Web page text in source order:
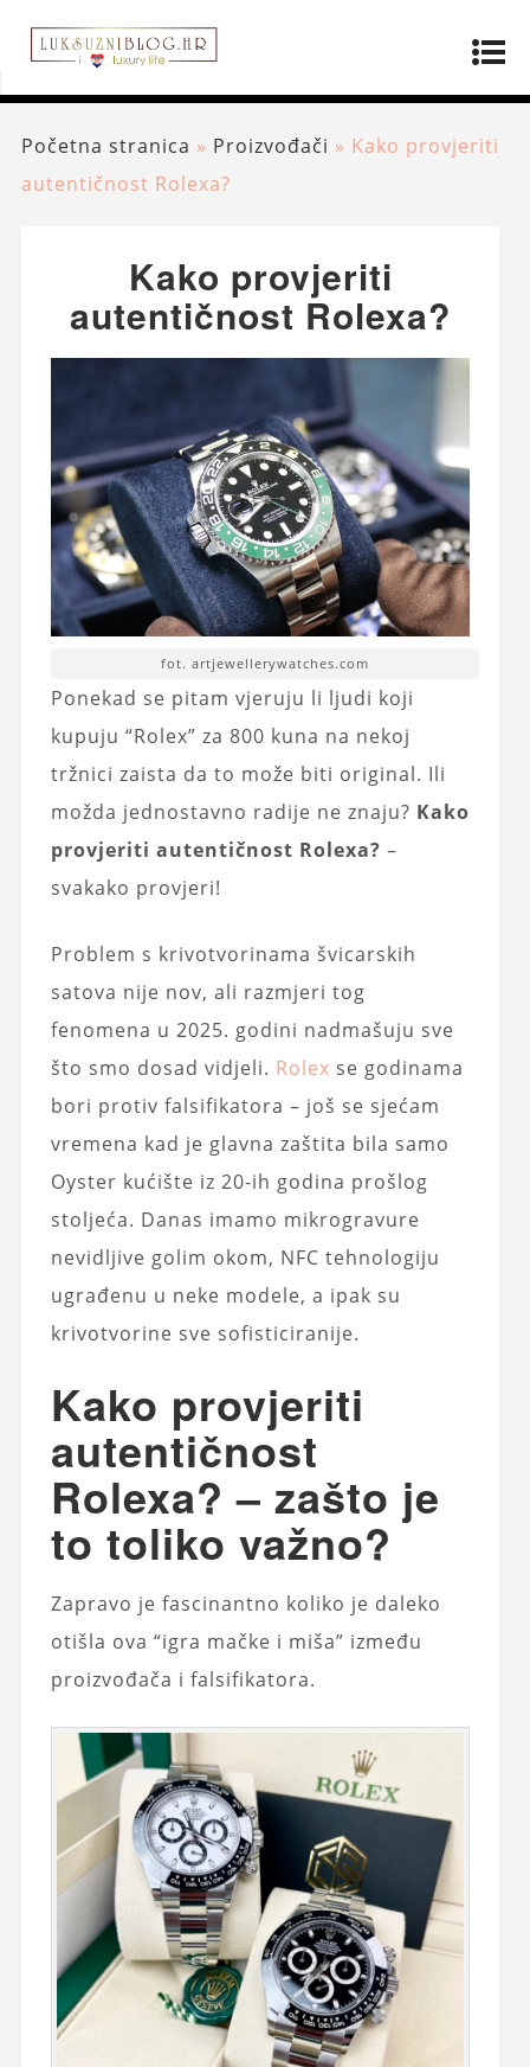
Početna stranica » Proizvođači » Kako provjeriti
autentičnost Rolexa?
Kako provjeriti
autentičnost Rolexa?
fot. artjewellerywatches.com
Ponekad se pitam vjeruju li ljudi koji
kupuju “Rolex” za 800 kuna na nekoj
tržnici zaista da to može biti original. Ili
možda jednostavno radije ne znaju? Kako
provjeriti autentičnost Rolexa? –
svakako provjeri!
Problem s krivotvorinama švicarskih
satova nije nov, ali razmjeri tog
fenomena u 2025. godini nadmašuju sve
što smo dosad vidjeli. Rolex se godinama
bori protiv falsifikatora – još se sjećam
vremena kad je glavna zaštita bila samo
Oyster kućište iz 20-ih godina prošlog
stoljeća. Danas imamo mikrogravure
nevidljive golim okom, NFC tehnologiju
ugrađenu u neke modele, a ipak su
krivotvorine sve sofisticiranije.
Kako provjeriti
autentičnost
Rolexa? – zašto je
to toliko važno?
Zapravo je fascinantno koliko je daleko
otišla ova “igra mačke i miša” između
proizvođača i falsifikatora.